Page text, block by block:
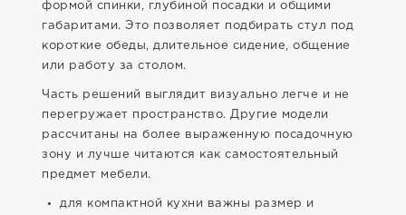
формой спинки, глубиной посадки и общими
габаритами. Это позволяет подбирать стул под
короткие обеды, длительное сидение, общение
или работу за столом.
Часть решений выглядит визуально легче и не
перегружает пространство. Другие модели
рассчитаны на более выраженную посадочную
зону и лучше читаются как самостоятельный
предмет мебели.
для компактной кухни важны размер и